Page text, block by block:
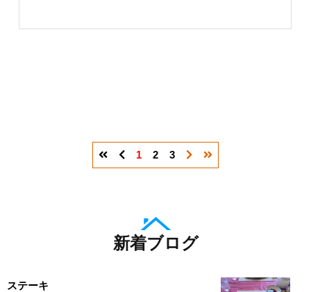
1 2 3
新着ブログ
ステーキ